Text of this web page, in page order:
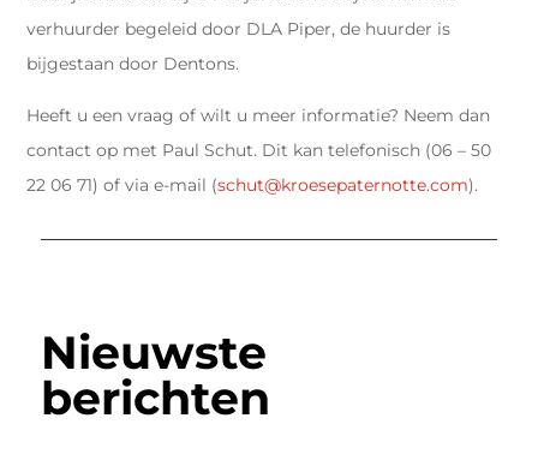
verhuurder begeleid door DLA Piper, de huurder is
bijgestaan door Dentons.
Heeft u een vraag of wilt u meer informatie? Neem dan
contact op met Paul Schut. Dit kan telefonisch (06 – 50
22 06 71) of via e-mail (schut@kroesepaternotte.com).
Nieuwste
berichten